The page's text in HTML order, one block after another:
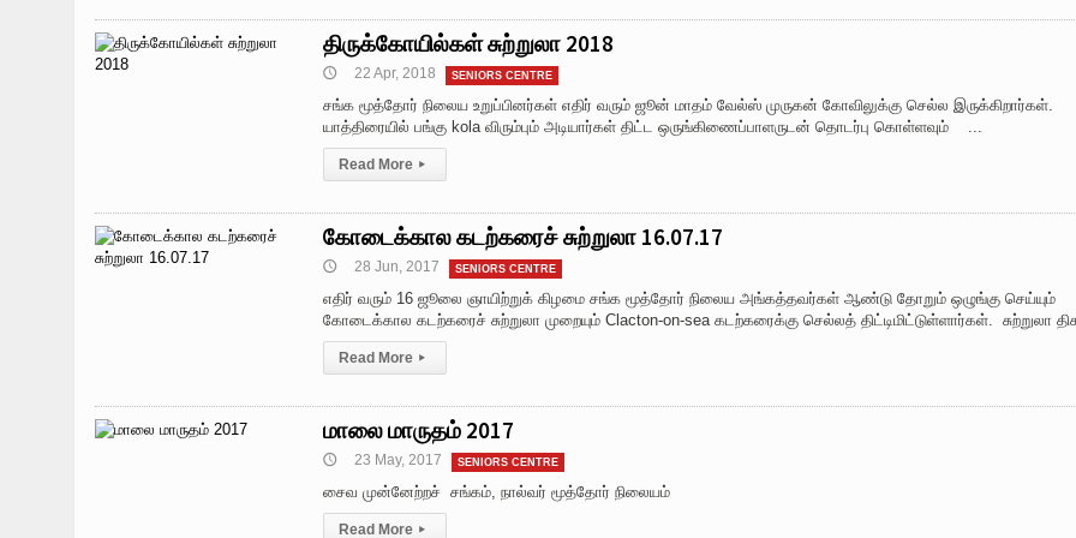
திருக்கோயில்கள் சுற்றுலா 2018
🕔 22 Apr, 2018 SENIORS CENTRE
சங்க மூத்தோர் நிலைய உறுப்பினர்கள் எதிர் வரும் ஜூன் மாதம் வேல்ஸ் முருகன் கோவிலுக்கு செல்ல இருக்கிறார்கள்.
யாத்திரையில் பங்கு kola விரும்பும் அடியார்கள் திட்ட ஒருங்கிணைப்பாளருடன் தொடர்பு கொள்ளவும் ...
Read More ▸
கோடைக்கால கடற்கரைச் சுற்றுலா 16.07.17
🕔 28 Jun, 2017 SENIORS CENTRE
எதிர் வரும் 16 ஜூலை ஞாயிற்றுக் கிழமை சங்க மூத்தோர் நிலைய அங்கத்தவர்கள் ஆண்டு தோறும் ஒழுங்கு செய்யும்
கோடைக்கால கடற்கரைச் சுற்றுலா முறையும் Clacton-on-sea கடற்கரைக்கு செல்லத் திட்டிமிட்டுள்ளார்கள். சுற்றுலா
Read More ▸
மாலை மாருதம் 2017
🕔 23 May, 2017 SENIORS CENTRE
சைவ முன்னேற்றச் சங்கம், நால்வர் மூத்தோர் நிலையம்
Read More ▸